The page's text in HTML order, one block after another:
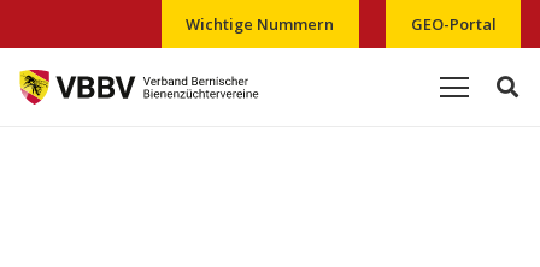
Wichtige Nummern GEO-Portal